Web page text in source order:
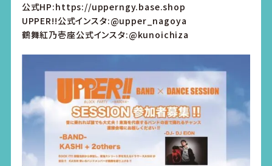
公式HP:https://upperngy.base.shop
UPPER!!公式インスタ:@upper_nagoya
鶴舞紅乃壱座公式インスタ:@kunoichiza